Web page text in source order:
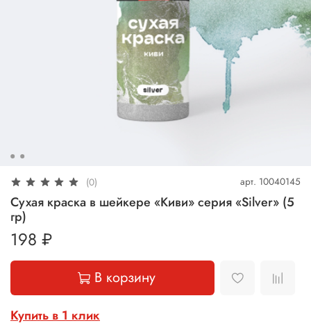
(0) арт. 10040145
Сухая краска в шейкере «Киви» серия «Silver» (5
гр)
198 ₽
В корзину
Купить в 1 клик